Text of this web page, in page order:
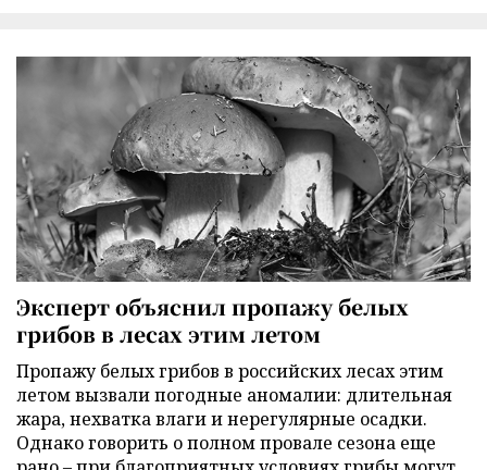
Эксперт объяснил пропажу белых
грибов в лесах этим летом
Пропажу белых грибов в российских лесах этим
летом вызвали погодные аномалии: длительная
жара, нехватка влаги и нерегулярные осадки.
Однако говорить о полном провале сезона еще